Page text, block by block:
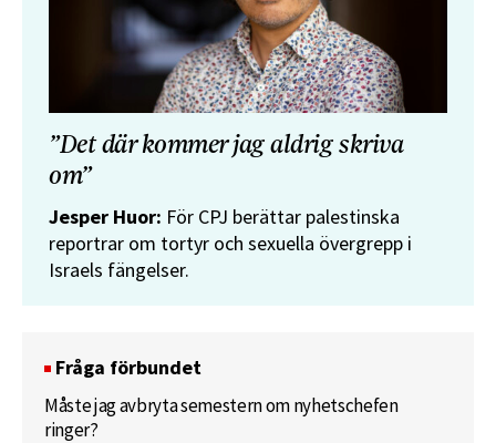
”Det där kommer jag aldrig skriva
om”
Jesper Huor: För CPJ berättar palestinska
reportrar om tortyr och sexuella övergrepp i
Israels fängelser.
Fråga förbundet
Måste jag avbryta semestern om nyhetschefen
ringer?